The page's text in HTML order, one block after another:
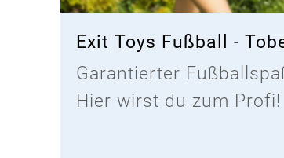
Exit Toys Fußball -
Garantierter
Hier wirst du zum Profi!